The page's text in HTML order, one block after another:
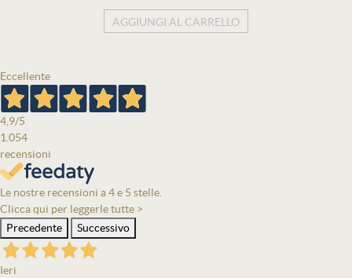
AGGIUNGI AL CARRELLO
Eccellente
4,9/5
1.054
recensioni
Le nostre recensioni a 4 e 5 stelle.
Clicca qui per leggerle tutte >
Precedente
Successivo
Ieri